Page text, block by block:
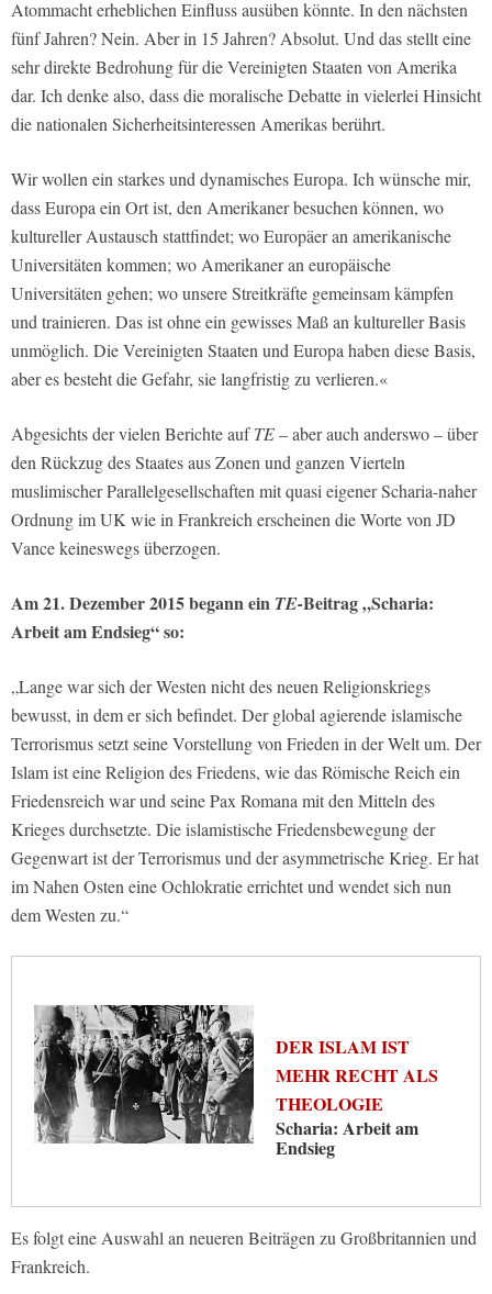
Atommacht erheblichen Einfluss ausüben könnte. In den nächsten
fünf Jahren? Nein. Aber in 15 Jahren? Absolut. Und das stellt eine
sehr direkte Bedrohung für die Vereinigten Staaten von Amerika
dar. Ich denke also, dass die moralische Debatte in vielerlei Hinsicht
die nationalen Sicherheitsinteressen Amerikas berührt.
Wir wollen ein starkes und dynamisches Europa. Ich wünsche mir,
dass Europa ein Ort ist, den Amerikaner besuchen können, wo
kultureller Austausch stattfindet; wo Europäer an amerikanische
Universitäten kommen; wo Amerikaner an europäische
Universitäten gehen; wo unsere Streitkräfte gemeinsam kämpfen
und trainieren. Das ist ohne ein gewisses Maß an kultureller Basis
unmöglich. Die Vereinigten Staaten und Europa haben diese Basis,
aber es besteht die Gefahr, sie langfristig zu verlieren.«
Abgesichts der vielen Berichte aufTE– aber auch anderswo – über
den Rückzug des Staates aus Zonen und ganzen Vierteln
muslimischer Parallelgesellschaften mit quasi eigener Scharia-naher
Ordnung im UK wie in Frankreich erscheinen die Worte von JD
Vance keineswegs überzogen.
Am 21. Dezember 2015 begann ein TE-Beitrag „Scharia:
Arbeit am Endsieg“ so:
„Lange war sich der Westen nicht des neuen Religionskriegs
bewusst, in dem er sich befindet. Der global agierende islamische
Terrorismus setzt seine Vorstellung von Frieden in der Welt um. Der
Islam ist eine Religion des Friedens, wie das Römische Reich ein
Friedensreich war und seine Pax Romana mit den Mitteln des
Krieges durchsetzte. Die islamistische Friedensbewegung der
Gegenwart ist der Terrorismus und der asymmetrische Krieg. Er hat
im Nahen Osten eine Ochlokratie errichtet und wendet sich nun
dem Westen zu.“
DER ISLAM IST
MEHR RECHT ALS
THEOLOGIE
Scharia: Arbeit am
Endsieg
Es folgt eine Auswahl an neueren Beiträgen zu Großbritannien und
Frankreich.